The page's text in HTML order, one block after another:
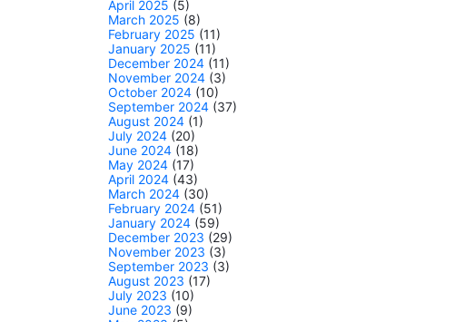
April 2025 (5)
March 2025 (8)
February 2025 (11)
January 2025 (11)
December 2024 (11)
November 2024 (3)
October 2024 (10)
September 2024 (37)
August 2024 (1)
July 2024 (20)
June 2024 (18)
May 2024 (17)
April 2024 (43)
March 2024 (30)
February 2024 (51)
January 2024 (59)
December 2023 (29)
November 2023 (3)
September 2023 (3)
August 2023 (17)
July 2023 (10)
June 2023 (9)